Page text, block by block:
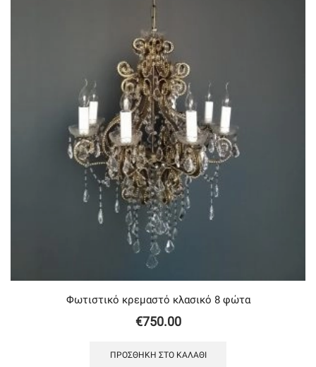
Φωτιστικό κρεμαστό κλασικό 8 φώτα
€750.00
ΠΡΟΣΘΉΚΗ ΣΤΟ ΚΑΛΆΘΙ